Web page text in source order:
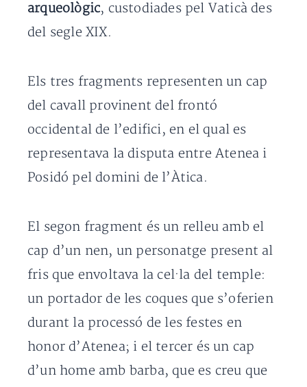
arqueològic, custodiades pel Vaticà des
del segle XIX.
Els tres fragments representen un cap
del cavall provinent del frontó
occidental de l’edifici, en el qual es
representava la disputa entre Atenea i
Posidó pel domini de l’Àtica.
El segon fragment és un relleu amb el
cap d’un nen, un personatge present al
fris que envoltava la cel·la del temple:
un portador de les coques que s’oferien
durant la processó de les festes en
honor d’Atenea; i el tercer és un cap
d’un home amb barba, que es creu que